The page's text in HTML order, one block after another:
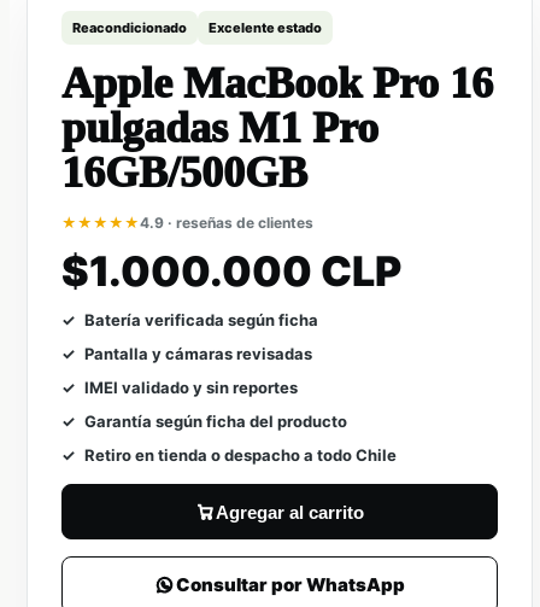
Reacondicionado Excelente estado
Apple MacBook Pro 16
pulgadas M1 Pro
16GB/500GB
★★★★★4.9 · reseñas de clientes
$1.000.000 CLP
Batería verificada según ficha
Pantalla y cámaras revisadas
IMEI validado y sin reportes
Garantía según ficha del producto
Retiro en tienda o despacho a todo Chile
Agregar al carrito
Consultar por WhatsApp